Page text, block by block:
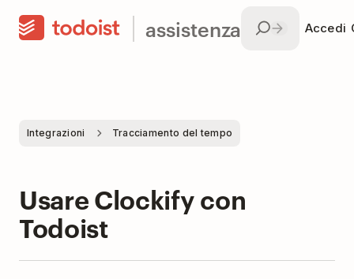
assistenza Accedi
Integrazioni Tracciamento del tempo
Usare Clockify con
Todoist